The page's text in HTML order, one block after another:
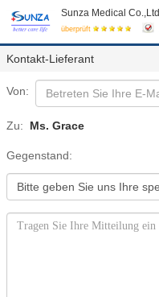
Sunza Medical Co.,Ltd
überprüft
Kontakt-Lieferant
Von:
Zu: Ms. Grace
Gegenstand: